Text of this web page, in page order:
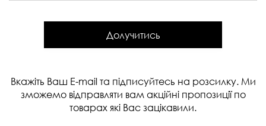
Долучитись
Вкажіть Ваш E-mail та підписуйтесь на розсилку. Ми
зможемо відправляти вам акційні пропозиції по
товарах які Вас зацікавили.